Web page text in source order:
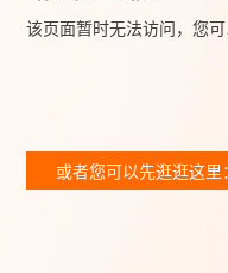
该页面暂时无法访问，您
或者您可以先逛逛这